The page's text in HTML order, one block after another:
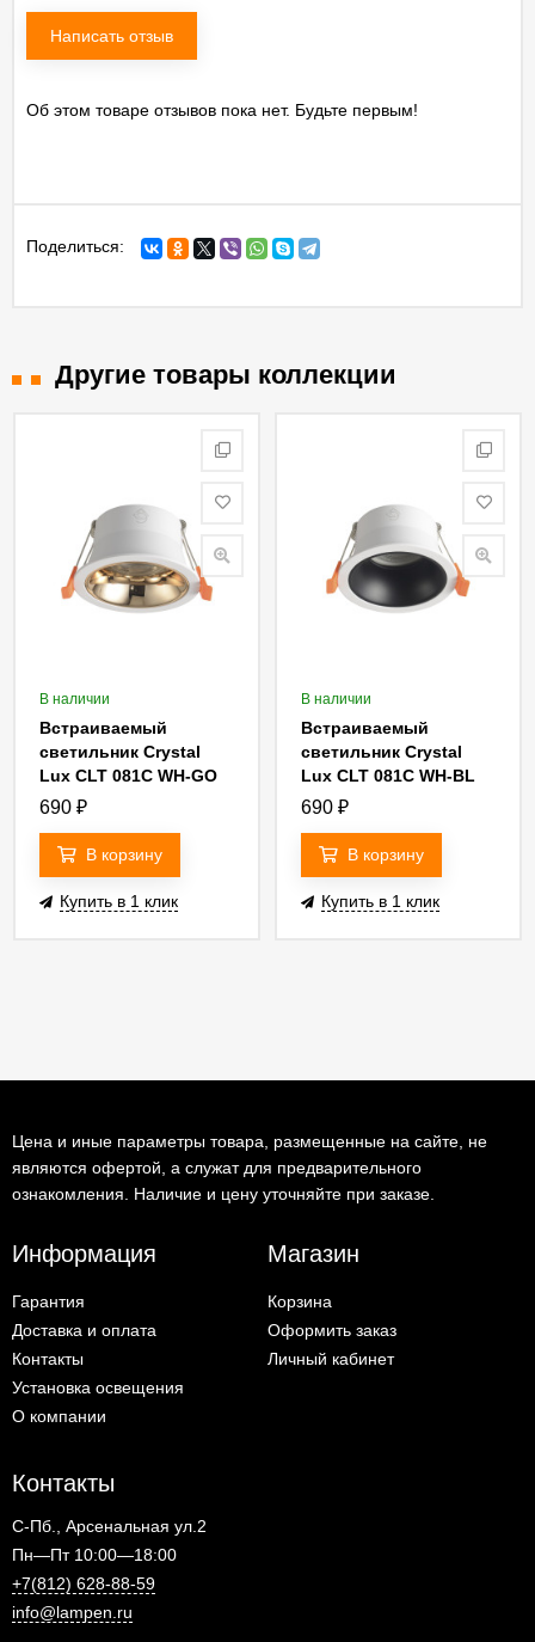
Написать отзыв
Об этом товаре отзывов пока нет. Будьте первым!
Поделиться:
Другие товары коллекции
В наличии
Встраиваемый
светильник Crystal
Lux CLT 081C WH-GO
690 ₽
В корзину
Купить в 1 клик
В наличии
Встраиваемый
светильник Crystal
Lux CLT 081C WH-BL
690 ₽
В корзину
Купить в 1 клик
Цена и иные параметры товара, размещенные на сайте, не
являются офертой, а служат для предварительного
ознакомления. Наличие и цену уточняйте при заказе.
Информация
Гарантия
Доставка и оплата
Контакты
Установка освещения
О компании
Магазин
Корзина
Оформить заказ
Личный кабинет
Контакты
С-Пб., Арсенальная ул.2
Пн—Пт 10:00—18:00
+7(812) 628-88-59
info@lampen.ru